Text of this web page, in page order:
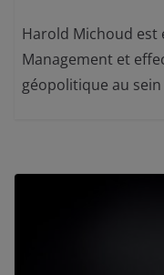
Harold Michoud est
Management et
géopolitique au sein